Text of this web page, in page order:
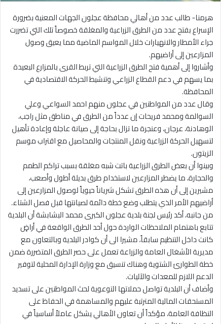
هرمنا- طالب عدد من أهالي محافظة عجلون الجهات المعنية بضرورة
الإسراع بفتح عدد من الطرق الزراعية والمغلقة خصوصاً تلك التي تضررت
جراء الأمطار والانهيارات خلال المواسم الماضية مما يعيق وصول
المزارعين إلى أراضيهم.
وأشاروا إلى أهمية فتح الطرق الزراعية التي تربط القرى بالمزارع البعيدة
بما يسهم في دعم القطاع الزراعي وتنشيط الحركة الاقتصادية في
المحافظة.
وقال عدد من المواطنين في عجلون منهم احمد السواعي وعلي
السوالمة ومحمد فريحات إن عدداً من الطرق في مناطق مثل راجب،
الوهادنة، عرجان، وعنجرة ما تزال بحاجة إلى صيانة عاجلة وإعادة تأهيل
لتسهيل الحركة الزراعية ونقل المنتجات والمحاصيل مع اقتراب موسم
الزيتون.
وبينوا أن بعض الطرق الزراعية باتت شبه مغلقة بسبب تراكم الطمم
والحجارة، ما يضطر المزارعين لاستخدام طرق بديلة أطول وأصعب،
مشيرين إلى أن هذه الطرق تشكل شرياناً حيوياً لوصول المزارعين إلى
أراضيهم الأمر الذي يتطلب وضع خطة دائمة لصيانتها قبل فصل الشتاء.
من جانبه، أكد رئيس لجنة بلدية عجلون الكبرى محمد البشابشة أن البلدية
تتابع باهتمام الملاحظات الواردة حول أحد الطرق الواقعة في أراضٍ
كانت داخل التنظيم سابقاً، مشيرا الى أن كوادر البلدية وبالتعاون مع
مديرية الأشغال العامة والزراعة تعمل على حصر الطرق المتضررة ضمن
خطة الطوارئ الشتوية وهناك تنسيق مع وزارة الإدارة المحلية لتوفير
الدعم اللازم للمعدات والآليات.
وأضاف أن البلدية تواصل حملاتها التوعوية لحث المواطنين على تسديد
المستحقات المالية المترتبة عليهم والمساهمة في الحفاظ على
النظافة العامة، مؤكداً أن تعاون الأهالي يشكل عاملاً أساسياً في